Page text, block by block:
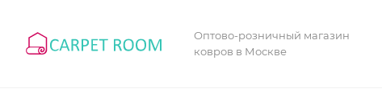
Оптово-розничный магазин
ковров в Москве